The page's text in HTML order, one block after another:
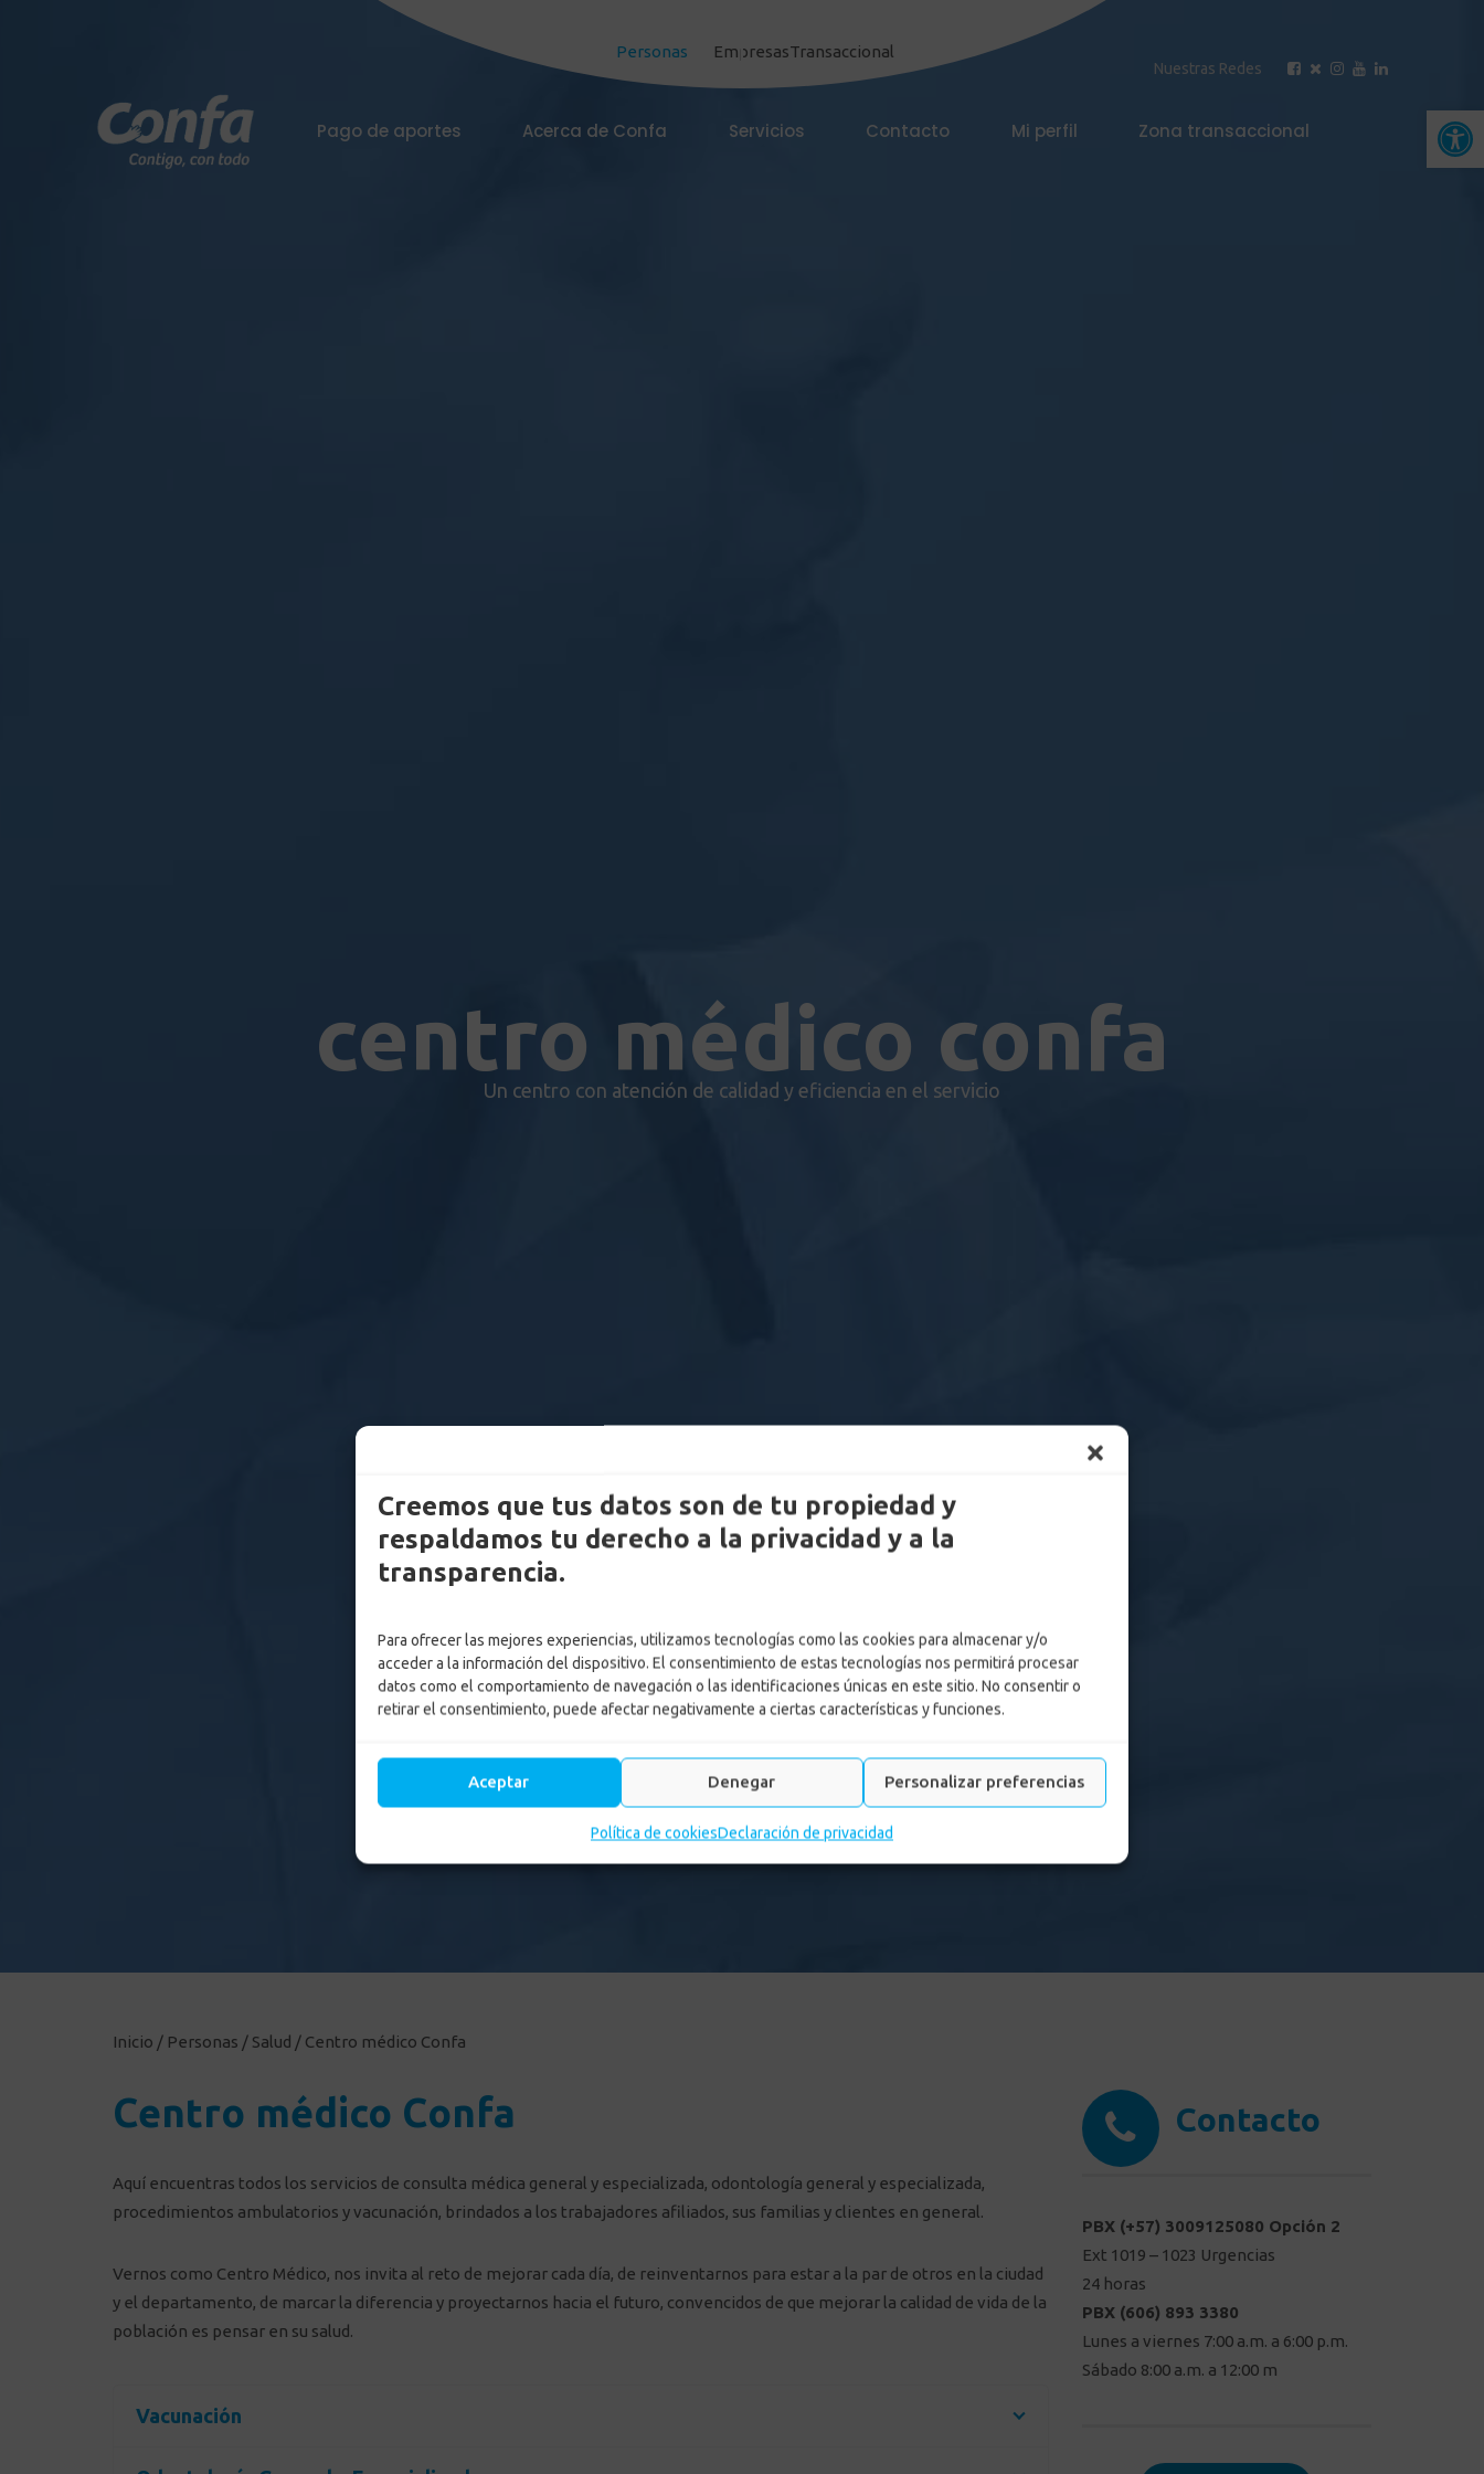
Abrir
Creemos que tus datos son de tu propiedad y
respaldamos tu derecho a la privacidad y a la
transparencia.
Para ofrecer las mejores experiencias, utilizamos tecnologías como las cookies para almacenar y/o
acceder a la información del dispositivo. El consentimiento de estas tecnologías nos permitirá procesar
datos como el comportamiento de navegación o las identificaciones únicas en este sitio. No consentir o
retirar el consentimiento, puede afectar negativamente a ciertas características y funciones.
Aceptar Denegar Personalizar preferencias
Política de cookiesDeclaración de privacidad
Personas EmpresasTransaccional
Nuestras Redes
Pago de aportes Acerca de Confa Servicios Contacto Mi perfil Zona transaccional
centro médico confa
Un centro con atención de calidad y eficiencia en el servicio
Inicio / Personas / Salud / Centro médico Confa
Centro médico Confa
Aquí encuentras todos los servicios de consulta médica general y especializada, odontología general y especializada,
procedimientos ambulatorios y vacunación, brindados a los trabajadores afiliados, sus familias y clientes en general.
Vernos como Centro Médico, nos invita al reto de mejorar cada día, de reinventarnos para estar a la par de otros en la ciudad
y el departamento, de marcar la diferencia y proyectarnos hacia el futuro, convencidos de que mejorar la calidad de vida de la
población es pensar en su salud.
Vacunación
Contacto
PBX (+57) 3009125080 Opción 2
Ext 1019 – 1023 Urgencias
24 horas
PBX (606) 893 3380
Lunes a viernes 7:00 a.m. a 6:00 p.m.
Sábado 8:00 a.m. a 12:00 m